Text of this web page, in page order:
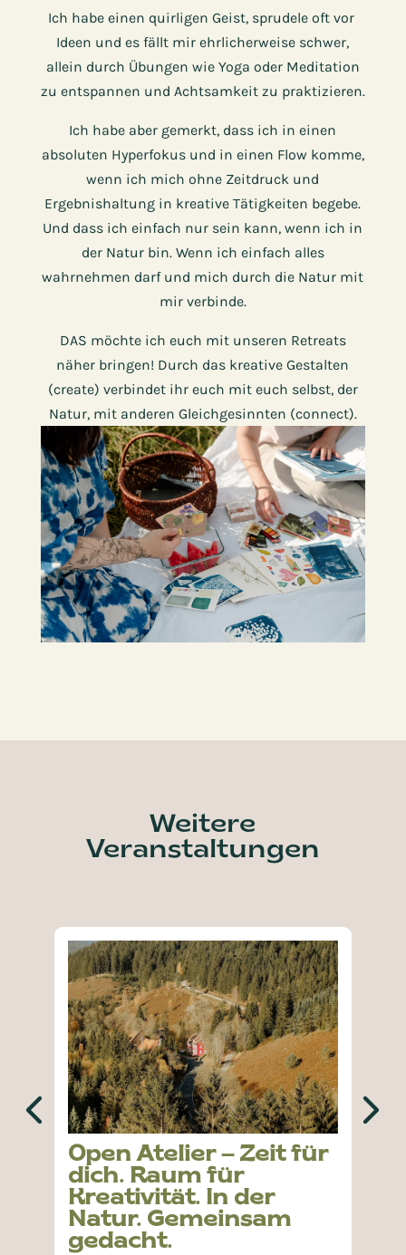
Ich habe einen quirligen Geist, sprudele oft vor ​
Ideen und es fällt mir ehrlicherweise schwer,
allein ​durch Übungen wie Yoga oder Meditation
zu ​entspannen und Achtsamkeit zu praktizieren.
Ich habe aber gemerkt, dass ich in einen
absoluten ​Hyperfokus und in einen Flow komme,
wenn ich ​mich ohne Zeitdruck und
Ergebnishaltung in ​kreative Tätigkeiten begebe.
Und dass ich einfach ​nur sein kann, wenn ich in
der Natur bin. Wenn ich ​einfach alles
wahrnehmen darf und mich durch die ​Natur mit
mir verbinde.
DAS möchte ich euch mit unseren Retreats
näher ​bringen! Durch das kreative Gestalten
(create) ​verbindet ihr euch mit euch selbst, der
Natur, mit ​anderen Gleichgesinnten (connect).
Weitere
Veranstaltungen
Open Atelier – Zeit für
dich. Raum für
Kreativität. In der
Natur. Gemeinsam
gedacht.